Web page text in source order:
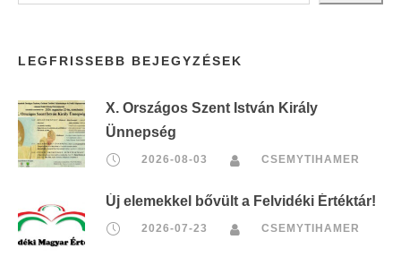
LEGFRISSEBB BEJEGYZÉSEK
X. Országos Szent István Király
Ünnepség
2026-08-03 CSEMYTIHAMER
Új elemekkel bővült a Felvidéki Értéktár!
2026-07-23 CSEMYTIHAMER